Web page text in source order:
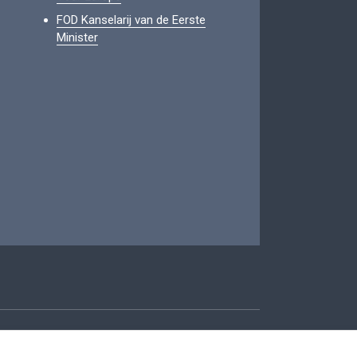
FOD Kanselarij van de Eerste
Minister